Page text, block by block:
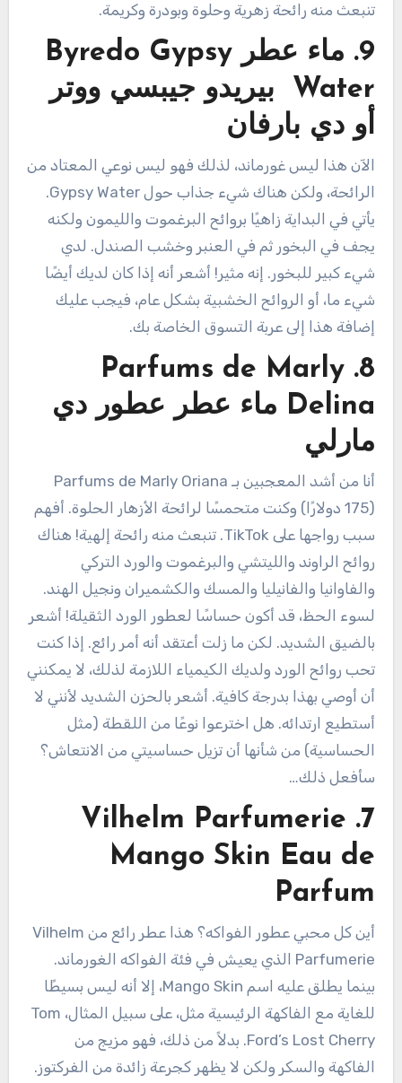
تنبعث منه رائحة زهرية وحلوة وبودرة وكريمة.
9. ماء عطر Byredo Gypsy
Water بيريدو جيبسي ووتر
أو دي بارفان
الآن هذا ليس غورماند، لذلك فهو ليس نوعي المعتاد من
الرائحة، ولكن هناك شيء جذاب حول Gypsy Water.
يأتي في البداية زاهيًا بروائح البرغموت والليمون ولكنه
يجف في البخور ثم في العنبر وخشب الصندل. لدي
شيء كبير للبخور. إنه مثير! أشعر أنه إذا كان لديك أيضًا
شيء ما، أو الروائح الخشبية بشكل عام، فيجب عليك
إضافة هذا إلى عربة التسوق الخاصة بك.
8. Parfums de Marly
Delina ماء عطر عطور دي
مارلي
أنا من أشد المعجبين بـ Parfums de Marly Oriana
(175 دولارًا) وكنت متحمسًا لرائحة الأزهار الحلوة. أفهم
سبب رواجها على TikTok. تنبعث منه رائحة إلهية! هناك
روائح الراوند والليتشي والبرغموت والورد التركي
والفاوانيا والفانيليا والمسك والكشميران ونجيل الهند.
لسوء الحظ، قد أكون حساسًا لعطور الورد الثقيلة! أشعر
بالضيق الشديد. لكن ما زلت أعتقد أنه أمر رائع. إذا كنت
تحب روائح الورد ولديك الكيمياء اللازمة لذلك، لا يمكنني
أن أوصي بهذا بدرجة كافية. أشعر بالحزن الشديد لأنني لا
أستطيع ارتدائه. هل اخترعوا نوعًا من اللقطة (مثل
الحساسية) من شأنها أن تزيل حساسيتي من الانتعاش؟
سأفعل ذلك…
7. Vilhelm Parfumerie
Mango Skin Eau de
Parfum
أين كل محبي عطور الفواكه؟ هذا عطر رائع من Vilhelm
Parfumerie الذي يعيش في فئة الفواكه الغورماند.
بينما يطلق عليه اسم Mango Skin، إلا أنه ليس بسيطًا
للغاية مع الفاكهة الرئيسية مثل، على سبيل المثال، Tom
Ford’s Lost Cherry. بدلاً من ذلك، فهو مزيج من
الفاكهة والسكر ولكن لا يظهر كجرعة زائدة من الفركتوز.